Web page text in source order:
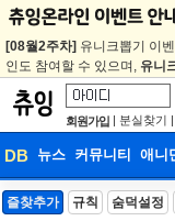
[08월2주차] 유니크뽑기 이
인도 참여할 수 있으며, 유니
회원가입 | 분실찾기 |
DB 뉴스 커뮤니티 애니
DB
즐찾추가 규칙 숨덕설정